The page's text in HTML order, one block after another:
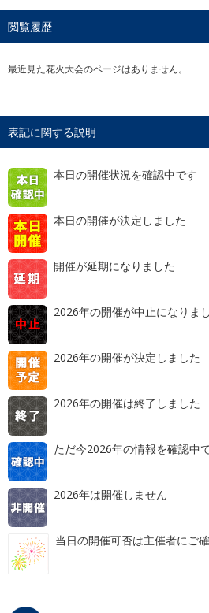
閲覧履歴
最近見た花火大会のページはありません。
表記に関する説明
本日の開催状況を確認中です
本日の開催が決定しました
開催が延期になりました
2026年の開催が中止になりま
2026年の開催が決定しました
2026年の開催は終了しました
ただ今2026年の情報を確認中
2026年は開催しません
当日の開催可否は主催者にご